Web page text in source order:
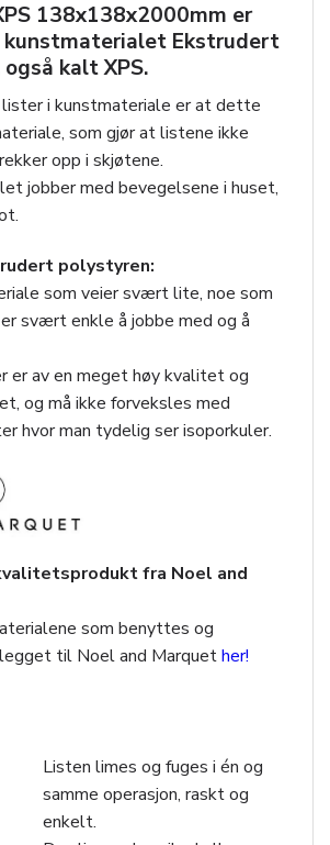
138x138x2000mm er
Ekstrudert
kalt XPS.
i kunstmateriale er at dette
som gjør at listene ikke
opp i skjøtene.
jobber med bevegelsene i huset,
polystyren:
som veier svært lite, noe som
svært enkle å jobbe med og å
er av en meget høy kvalitet og
og må ikke forveksles med
hvor man tydelig ser isoporkuler.
fra Noel and
som benyttes og
til Noel and Marquether!
Listen limes og fuges i én og
samme operasjon, raskt og
enkelt.